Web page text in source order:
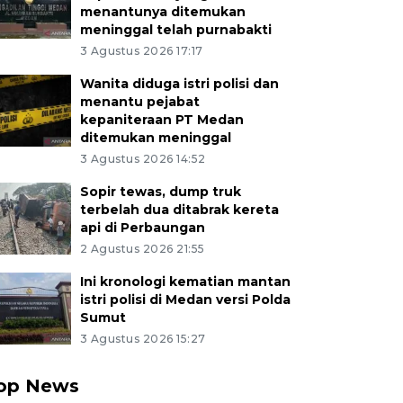
menantunya ditemukan
meninggal telah purnabakti
3 Agustus 2026 17:17
Wanita diduga istri polisi dan
menantu pejabat
kepaniteraan PT Medan
ditemukan meninggal
3 Agustus 2026 14:52
Sopir tewas, dump truk
terbelah dua ditabrak kereta
api di Perbaungan
2 Agustus 2026 21:55
Ini kronologi kematian mantan
istri polisi di Medan versi Polda
Sumut
3 Agustus 2026 15:27
News